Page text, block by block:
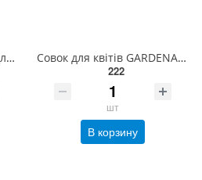
Адаптер зовнішній FLO для крана 3/4" /ABS/ [250] 89235
Совок для квітів GARDENA Classic 8 см(08950-20.000.00)
222
шт
В корзину